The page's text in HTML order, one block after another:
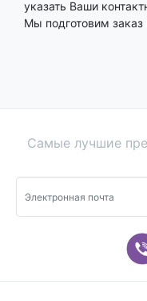
указать Ваши
Мы подготовим
Самые лучшие